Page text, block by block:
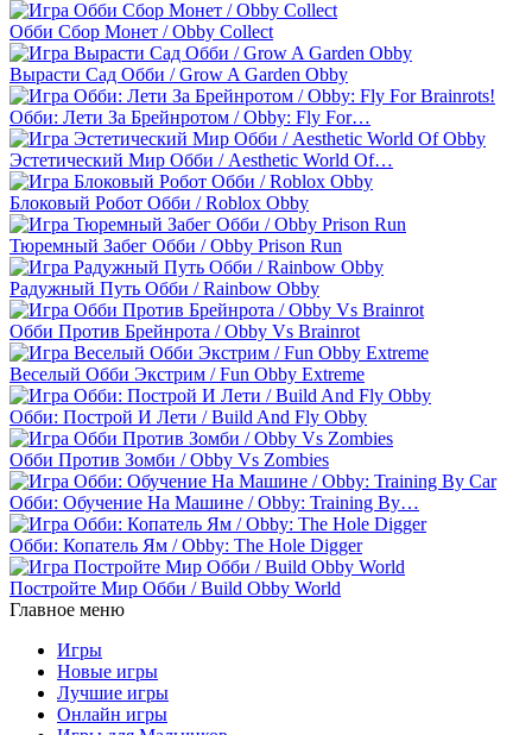
Обби Сбор Монет / Obby Collect
Вырасти Сад Обби / Grow A Garden Obby
Обби: Лети За Брейнротом / Obby: Fly For…
Эстетический Мир Обби / Aesthetic World Of…
Блоковый Робот Обби / Roblox Obby
Тюремный Забег Обби / Obby Prison Run
Радужный Путь Обби / Rainbow Obby
Обби Против Брейнрота / Obby Vs Brainrot
Веселый Обби Экстрим / Fun Obby Extreme
Обби: Построй И Лети / Build And Fly Obby
Обби Против Зомби / Obby Vs Zombies
Обби: Обучение На Машине / Obby: Training By…
Обби: Копатель Ям / Obby: The Hole Digger
Постройте Мир Обби / Build Obby World
Главное меню
Игры
Новые игры
Лучшие игры
Онлайн игры